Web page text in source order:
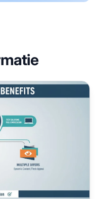
website gebruiken?